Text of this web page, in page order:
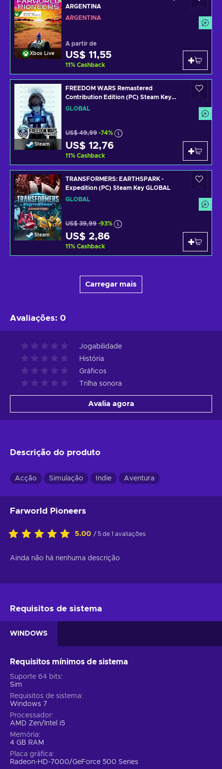
Xbox Live
ARGENTINA
ARGENTINA
A partir de
US$ 11,55
11% Cashback
Steam
FREEDOM WARS Remastered
Contribution Edition (PC) Steam Key
GLOBAL
GLOBAL
US$ 49,99 -74%
US$ 12,76
11% Cashback
Steam
TRANSFORMERS: EARTHSPARK -
Expedition (PC) Steam Key GLOBAL
GLOBAL
US$ 39,99 -93%
US$ 2,86
11% Cashback
Carregar mais
Avaliações: 0
Jogabilidade
História
Gráficos
Trilha sonora
Avalia agora
Descrição do produto
Acção Simulação Indie Aventura
Farworld Pioneers
5.00 / 5 de 1 avaliações
Ainda não há nenhuma descrição
Requisitos de sistema
WINDOWS
Requisitos mínimos de sistema
Suporte 64 bits
Sim
Requisitos de sistema
Windows 7
Processador
AMD Zen/Intel i5
Memória
4 GB RAM
Placa gráfica
Radeon-HD-7000/GeForce 500 Series